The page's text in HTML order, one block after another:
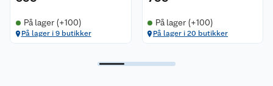
På lager (+100)
På lager i 9 butikker
På lager (+100)
På lager i 20 butikker